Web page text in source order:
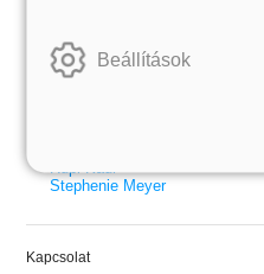
Jenny Han
Leigh Bardugo
Maggie Stiefvater
Rupi Kaur
Stephenie Meyer
Kapcsolat
Beállítások